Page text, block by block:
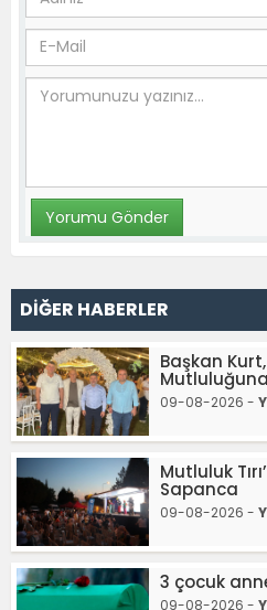
DİĞER HABERLER
Başkan
09-08-2026 -
Mutluluk
Sapanca
09-08-2026 -
3 çocuk
09-08-2026 -